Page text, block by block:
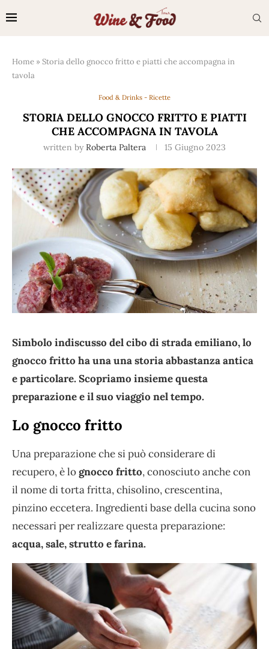
Home »Storia dello gnocco fritto e piatti che accompagna in
tavola
Food & Drinks - Ricette
STORIA DELLO GNOCCO FRITTO E PIATTI
CHE ACCOMPAGNA IN TAVOLA
written by Roberta Paltera 15 Giugno 2023
Simbolo indiscusso del cibo di strada emiliano, lo
gnocco fritto ha una una storia abbastanza antica
e particolare. Scopriamo insieme questa
preparazione e il suo viaggio nel tempo.
Lo gnocco fritto
Una preparazione che si può considerare di
recupero, è lognocco fritto, conosciuto anche con
il nome di torta fritta, chisolino, crescentina,
pinzino eccetera. Ingredienti base della cucina sono
necessari per realizzare questa preparazione:
acqua, sale, strutto e farina.